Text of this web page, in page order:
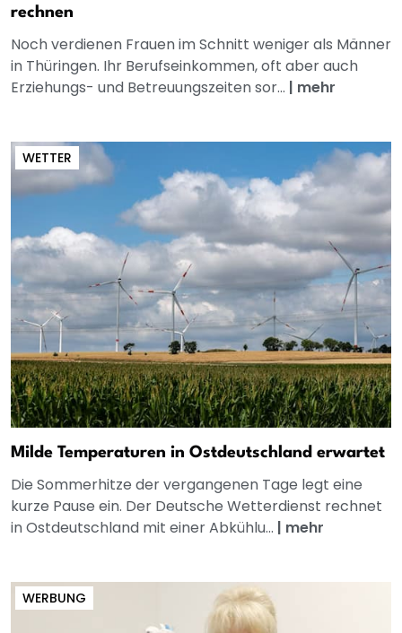
rechnen
Noch verdienen Frauen im Schnitt weniger als Männer
in Thüringen. Ihr Berufseinkommen, oft aber auch
Erziehungs- und Betreuungszeiten sor... | mehr
WETTER
Milde Temperaturen in Ostdeutschland erwartet
Die Sommerhitze der vergangenen Tage legt eine
kurze Pause ein. Der Deutsche Wetterdienst rechnet
in Ostdeutschland mit einer Abkühlu... | mehr
WERBUNG